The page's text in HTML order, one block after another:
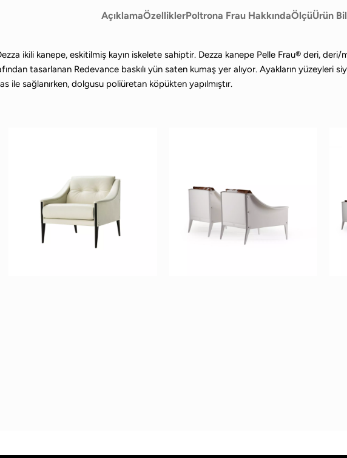
AçıklamaÖzelliklerPoltrona Frau HakkındaÖlçüÜrün
ikili kanepe, eskitilmiş kayın iskelete sahiptir. Dezza kanepe Pelle Frau® deri,
tasarlanan Redevance baskılı yün saten kumaş yer alıyor. Ayakların yüzeyleri
ile sağlanırken, dolgusu poliüretan köpükten yapılmıştır.